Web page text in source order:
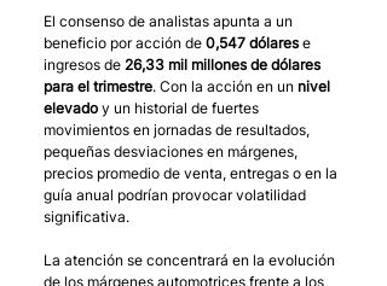
El consenso de analistas apunta a un
beneficio por acción de 0,547 dólares e
ingresos de 26,33 mil millones de dólares
para el trimestre. Con la acción en un nivel
elevado y un historial de fuertes
movimientos en jornadas de resultados,
pequeñas desviaciones en márgenes,
precios promedio de venta, entregas o en la
guía anual podrían provocar volatilidad
significativa.
La atención se concentrará en la evolución
de los márgenes automotrices frente a los